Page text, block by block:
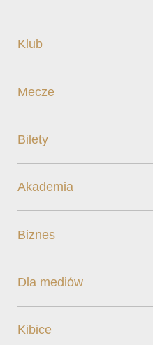
Klub
Mecze
Bilety
Akademia
Biznes
Dla mediów
Kibice